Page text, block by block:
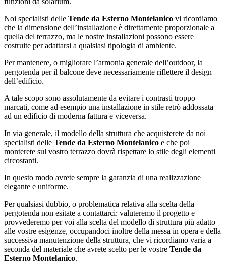
Noi specialisti delle Tende da Esterno Montelanico vi ricordiamo
che la dimensione dell’installazione è direttamente proporzionale a
quella del terrazzo, ma le nostre installazioni possono essere
costruite per adattarsi a qualsiasi tipologia di ambiente.
Per mantenere, o migliorare l’armonia generale dell’outdoor, la
pergotenda per il balcone deve necessariamente riflettere il design
dell’edificio.
A tale scopo sono assolutamente da evitare i contrasti troppo
marcati, come ad esempio una installazione in stile retrò addossata
ad un edificio di moderna fattura e viceversa.
In via generale, il modello della struttura che acquisterete da noi
specialisti delle Tende da Esterno Montelanico e che poi
monterete sul vostro terrazzo dovrà rispettare lo stile degli elementi
circostanti.
In questo modo avrete sempre la garanzia di una realizzazione
elegante e uniforme.
Per qualsiasi dubbio, o problematica relativa alla scelta della
pergotenda non esitate a contattarci: valuteremo il progetto e
provvederemo per voi alla scelta del modello di struttura più adatto
alle vostre esigenze, occupandoci inoltre della messa in opera e della
successiva manutenzione della struttura, che vi ricordiamo varia a
seconda del materiale che avrete scelto per le vostre Tende da
Esterno Montelanico.